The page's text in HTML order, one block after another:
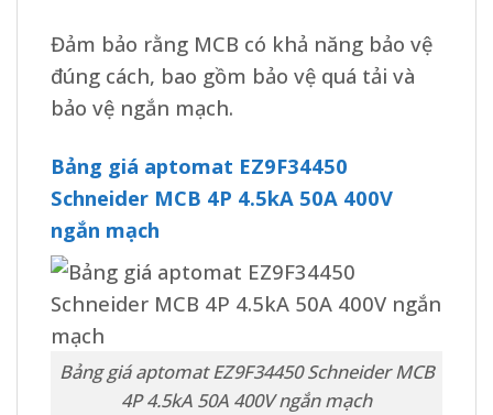
Đảm bảo rằng MCB có khả năng bảo vệ
đúng cách, bao gồm bảo vệ quá tải và
bảo vệ ngắn mạch.
Bảng giá aptomat EZ9F34450
Schneider MCB 4P 4.5kA 50A 400V
ngắn mạch
Bảng giá aptomat EZ9F34450 Schneider MCB
4P 4.5kA 50A 400V ngắn mạch